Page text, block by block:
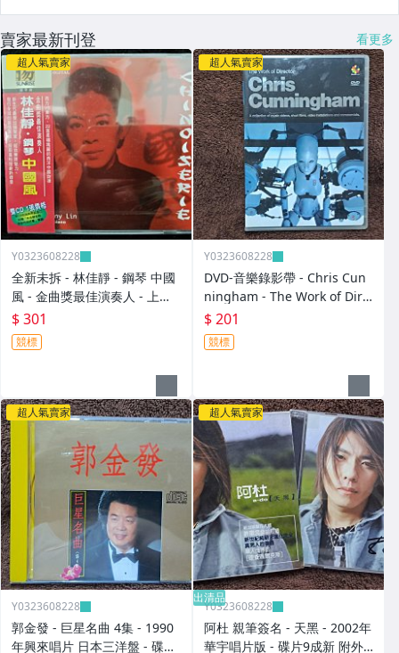
賣家最新刊登 看更多
超人氣賣家
Y0323608228
全新未拆 - 林佳靜 - 鋼琴 中國
風 - 金曲獎最佳演奏人 - 上揚
唱片代理 瑞典原裝進口 - 301
元起標
$ 301
競標
超人氣賣家
Y0323608228
DVD-音樂錄影帶 - Chris Cun
ningham - The Work of Dire
ctor -2003年美國版 碟片近新
- 201元起標 D497
$ 201
競標
超人氣賣家
Y0323608228
郭金發 - 巨星名曲 4集 - 1990
年興來唱片 日本三洋盤 - 碟片
超人氣賣家
出清品
Y0323608228
阿杜 親筆簽名 - 天黑 - 2002年
華宇唱片版 - 碟片9成新 附外